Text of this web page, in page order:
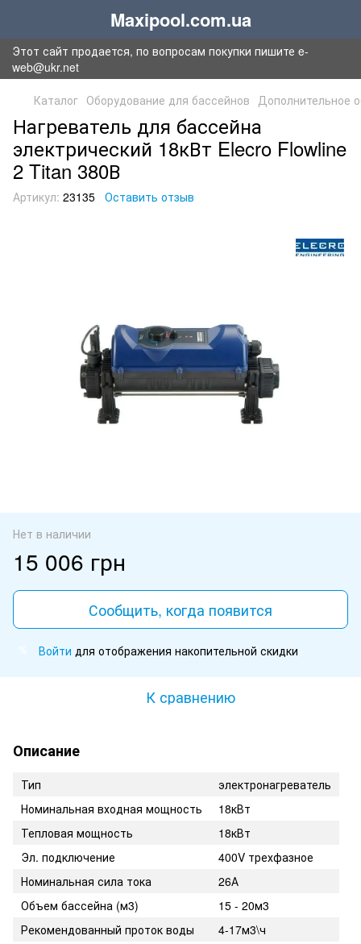
Maxipool.com.ua
Этот сайт продается, по вопросам покупки пишите e-
web@ukr.net
Каталог Оборудование для бассейнов Дополнительное
Нагреватель для бассейна
электрический 18кВт Elecro Flowline
2 Titan 380В
Артикул: 23135 Оставить отзыв
Нет в наличии
15 006 грн
Сообщить, когда появится
Войти для отображения накопительной скидки
К сравнению
Описание
Тип
электронагреватель
Номинальная входная мощность
18кВт
Тепловая мощность
18кВт
Эл. подключение
400V трехфазное
Номинальная сила тока
26А
Объем бассейна (м3)
15 - 20м3
Рекомендованный проток воды
4-17м3\ч